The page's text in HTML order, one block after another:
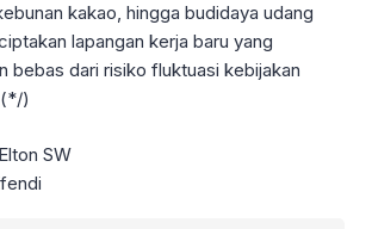
kakao, hingga budidaya udang
lapangan kerja baru yang
bebas dari risiko fluktuasi kebijakan
)
SW